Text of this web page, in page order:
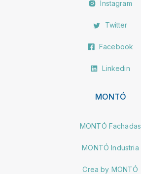
Instagram
Twitter
Facebook
Linkedin
MONTÓ
MONTÓ Fachadas
MONTÓ Industria
Crea by MONTÓ